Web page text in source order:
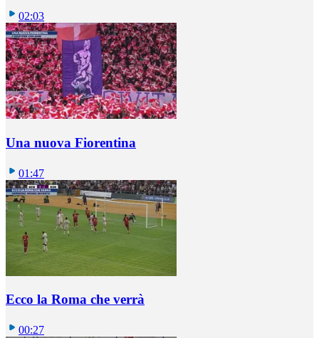
02:03
Una nuova Fiorentina
01:47
Ecco la Roma che verrà
00:27